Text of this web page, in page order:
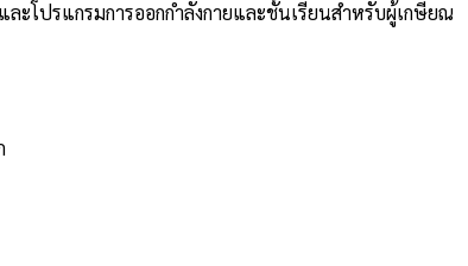
ะโปรแกรมการออกกำลังกายและชั้นเรียนสำหรับผู้เกษียณ